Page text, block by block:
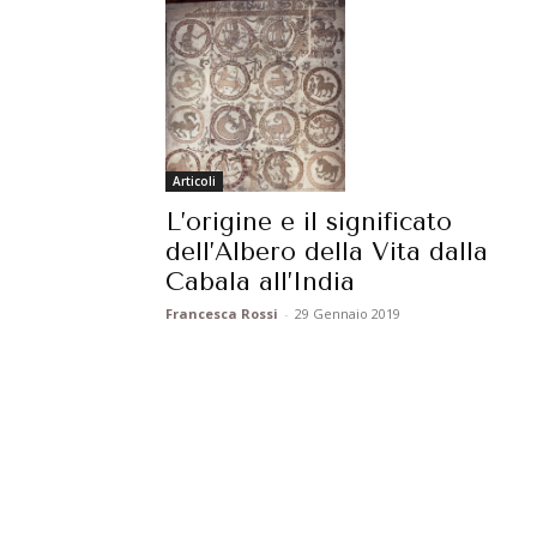
Articoli
L’origine e il significato
dell’Albero della Vita dalla
Cabala all’India
Francesca Rossi - 29 Gennaio 2019